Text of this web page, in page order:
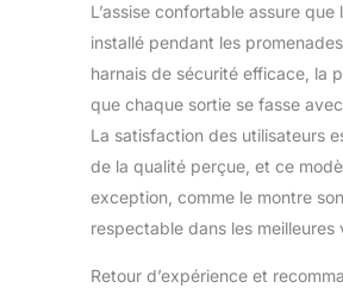
L’assise confortable assure que
installé pendant les
harnais de sécurité efficace, la
que chaque sortie se fasse
La satisfaction des utilisateurs
de la qualité perçue, et ce
exception, comme le montre
respectable dans les meilleures
Retour d’expérience et